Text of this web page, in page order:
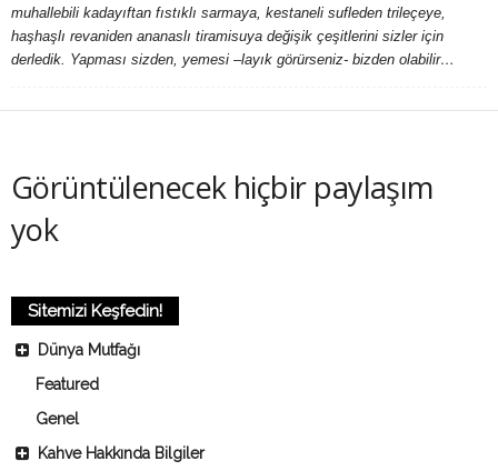
muhallebili kadayıftan fıstıklı sarmaya, kestaneli sufleden trileçeye,
haşhaşlı revaniden ananaslı tiramisuya değişik çeşitlerini sizler için
derledik. Yapması sizden, yemesi –layık görürseniz- bizden olabilir…
Görüntülenecek hiçbir paylaşım
yok
Sitemizi Keşfedin!
Dünya Mutfağı
Featured
Genel
Kahve Hakkında Bilgiler